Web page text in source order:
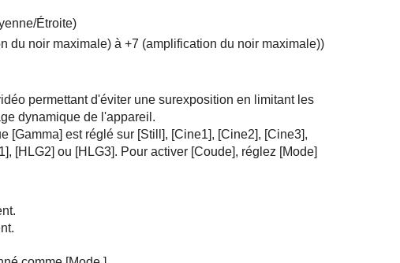
Étroite)
du noir maximale) à +7 (amplification du noir maximale))
permettant d'éviter une surexposition en limitant les
dynamique de l'appareil.
[Gamma] est réglé sur [Still], [Cine1], [Cine2], [Cine3],
, [HLG2] ou [HLG3]. Pour activer [Coude], réglez [Mode]